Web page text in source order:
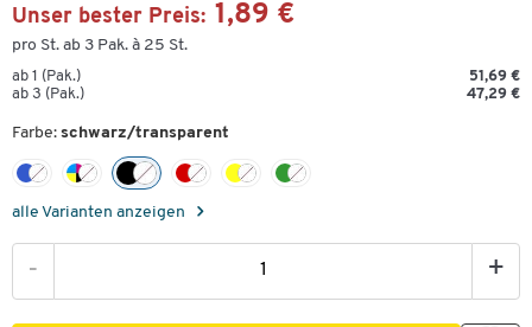
Unser bester Preis: 1,89 €
pro St. ab 3 Pak. à 25 St.
ab 1 (Pak.)
51,69 €
ab 3 (Pak.)
47,29 €
Farbe: schwarz/transparent
alle Varianten anzeigen
- +